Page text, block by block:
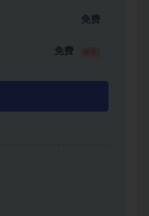
免费
免费